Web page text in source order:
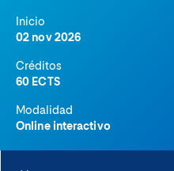
Inicio
02 nov 2026
Créditos
60 ECTS
Modalidad
Online interactivo